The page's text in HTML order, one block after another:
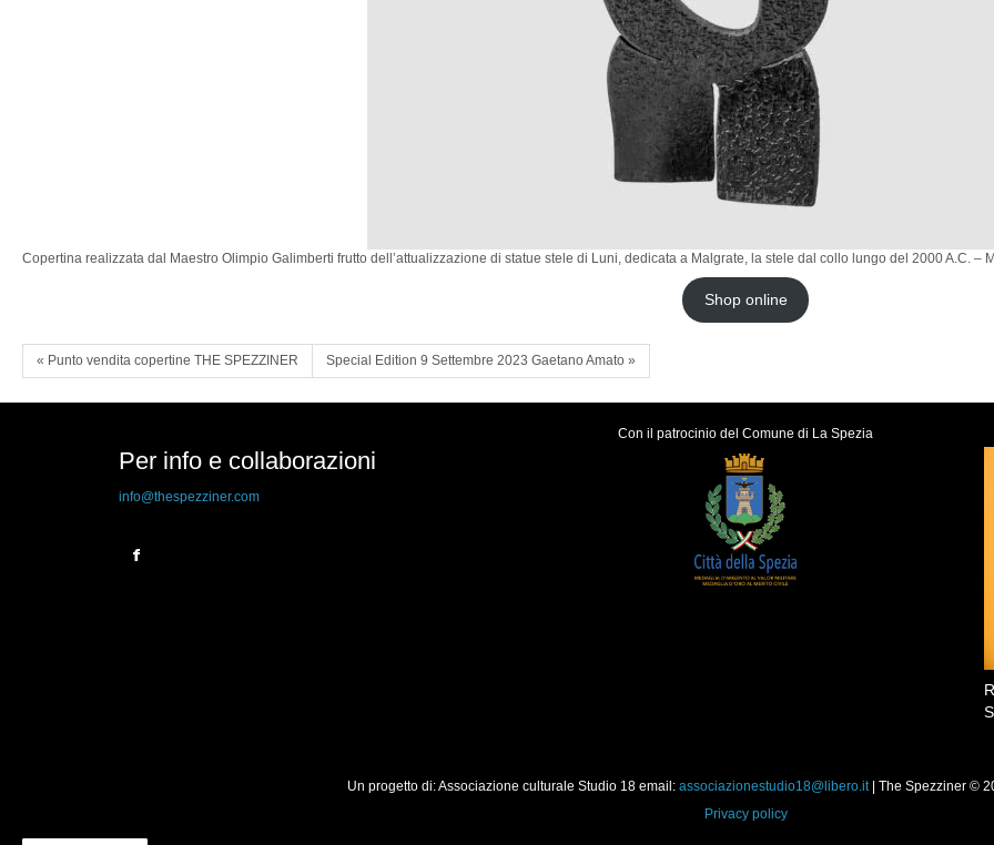
Copertina realizzata dal Maestro Olimpio Galimberti frutto dell’attualizzazione di statue stele di Luni, dedicata a Malgrate, la stele dal collo lungo del 2000 A.C. –
Shop online
« Punto vendita copertine THE SPEZZINER Special Edition 9 Settembre 2023 Gaetano Amato »
Per info e collaborazioni
info@thespezziner.com
Con il patrocinio del Comune di La Spezia
Un progetto di: Associazione culturale Studio 18 email: associazionestudio18@libero.it| The Spezziner ©
Privacy policy